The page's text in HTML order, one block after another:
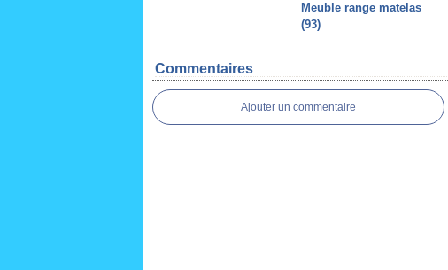
Meuble range matelas
(93)
Commentaires
Ajouter un commentaire